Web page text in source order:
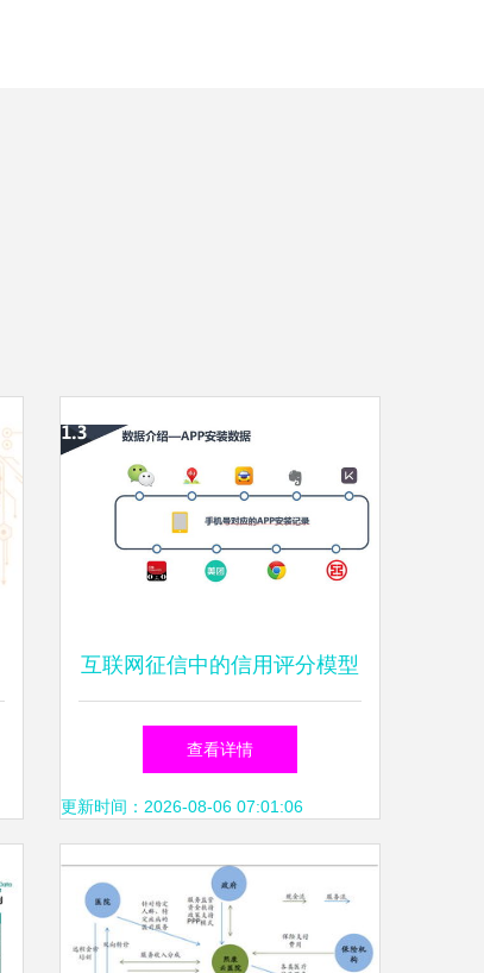
互联网征信中的信用评分模型
——基于用户APP使用数据的
Excel案例
查看详情
更新时间：2026-08-06 07:01:06